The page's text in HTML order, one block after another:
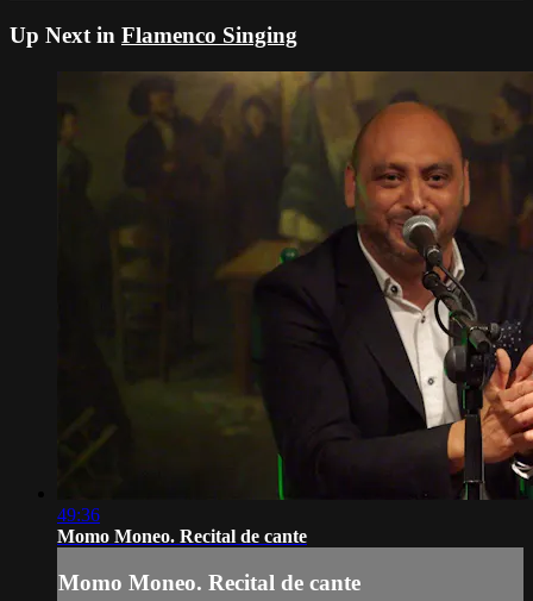
Up Next in Flamenco Singing
49:36
Momo Moneo. Recital de cante
Momo Moneo. Recital de cante